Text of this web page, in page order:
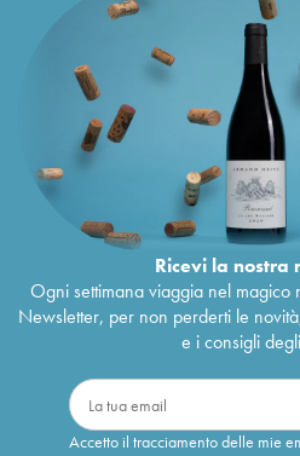
Ricevi la nostra
Ogni settimana viaggia nel magico
Newsletter, per non perderti le
e i consigli
Accetto il tracciamento delle mie